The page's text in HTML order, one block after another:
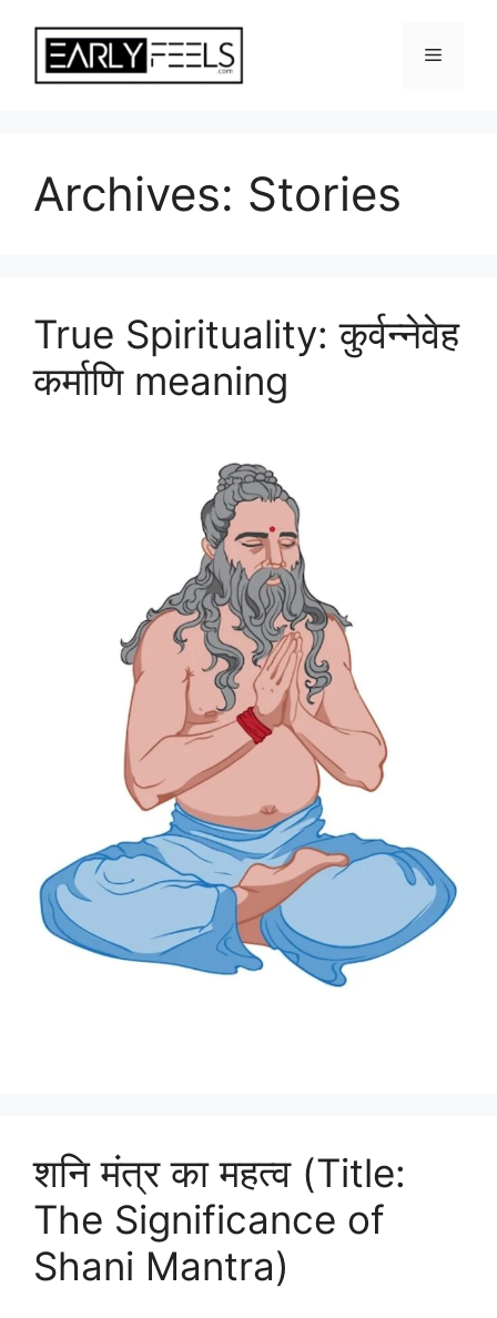
content
Menu
Archives: Stories
True Spirituality: कुर्वन्नेवेह
कर्माणि meaning
शनि मंत्र का महत्व (Title:
The Significance of
Shani Mantra)